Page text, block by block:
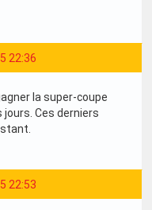
22:36
la super-coupe
jours. Ces derniers
22:53